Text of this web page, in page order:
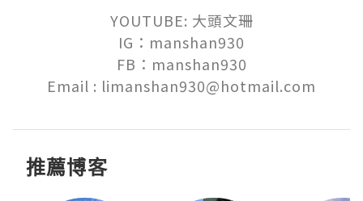
YOUTUBE: 大頭文珊
IG：manshan930
FB：manshan930
Email : limanshan930@hotmail.com
推薦博客